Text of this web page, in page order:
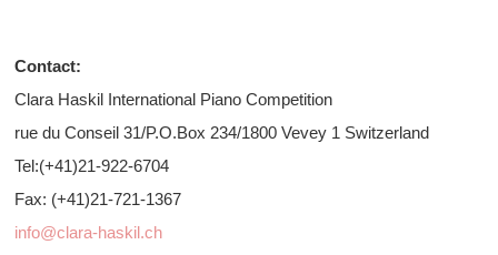
Contact:
Clara Haskil International Piano Competition
rue du Conseil 31/P.O.Box 234/1800 Vevey 1 Switzerland
Tel:(+41)21-922-6704
Fax: (+41)21-721-1367
info@clara-haskil.ch